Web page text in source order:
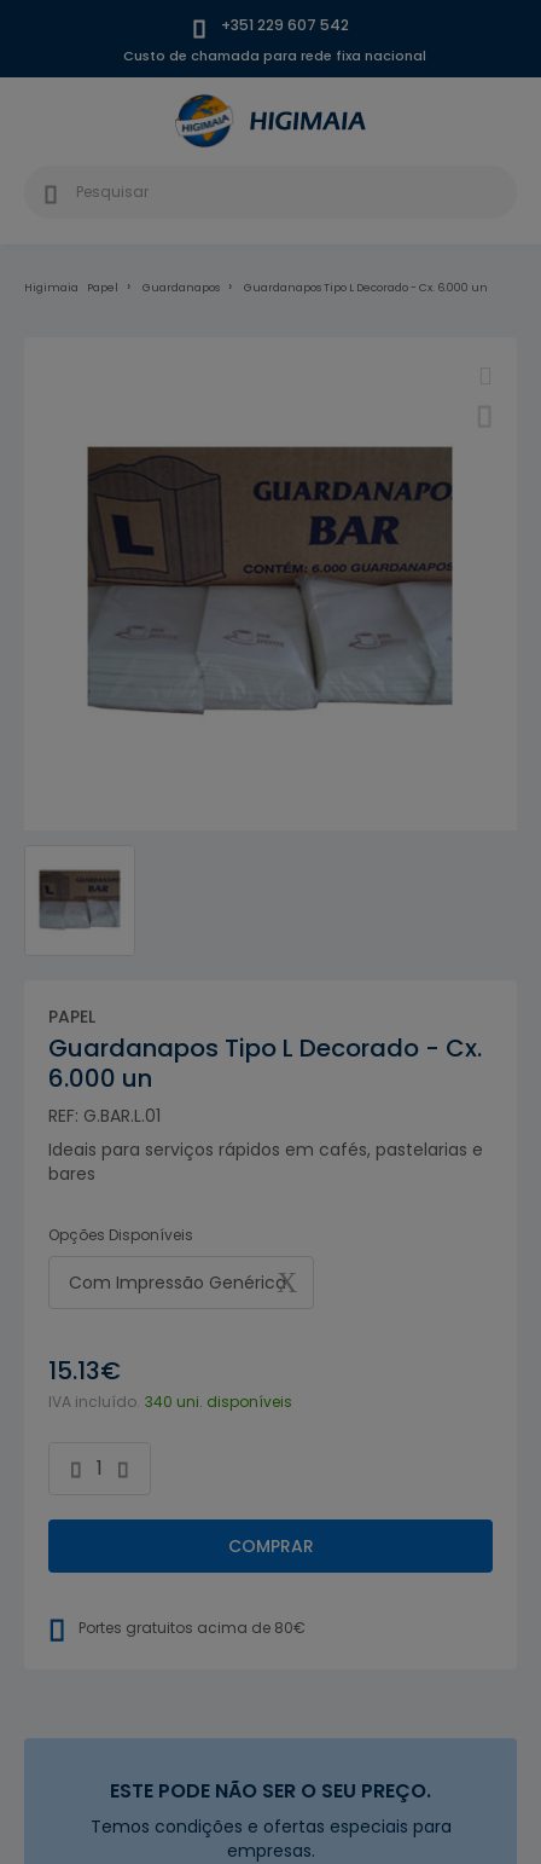
+351 229 607 542
Custo de chamada para rede fixa nacional
Higimaia Papel Guardanapos Guardanapos Tipo L Decorado - Cx. 6.000 un
PAPEL
Guardanapos Tipo L Decorado - Cx.
6.000 un
REF: G.BAR.L.01
Ideais para serviços rápidos em cafés, pastelarias e
bares
Opções Disponíveis
Com Impressão Genérica
15.13€
IVA incluído. 340 uni. disponíveis
COMPRAR
Portes gratuitos acima de 80€
ESTE PODE NÃO SER O SEU PREÇO.
Temos condições e ofertas especiais para
empresas.